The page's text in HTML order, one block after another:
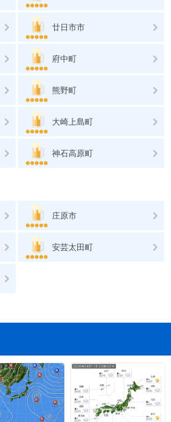
廿日市市
府中町
熊野町
大崎上島町
神石高原町
庄原市
安芸太田町